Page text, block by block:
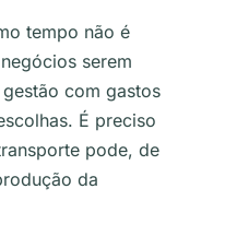
tempo não é
serem
com gastos
É preciso
pode, de
da